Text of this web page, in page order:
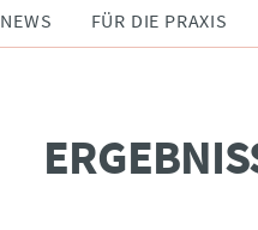
NEWS FÜR DIE PRAXIS